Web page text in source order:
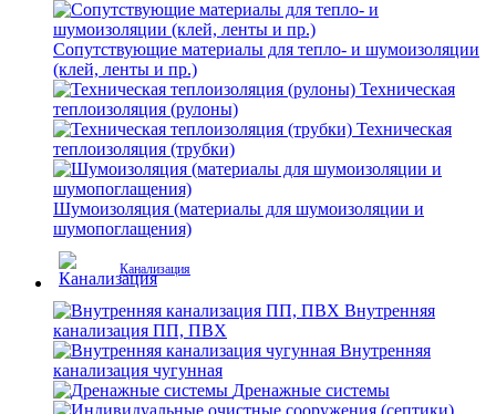
Сопутствующие материалы для тепло- и шумоизоляции
(клей, ленты и пр.)
Техническая
теплоизоляция (рулоны)
Техническая
теплоизоляция (трубки)
Шумоизоляция (материалы для шумоизоляции и
шумопоглащения)
Канализация
Внутренняя
канализация ПП, ПВХ
Внутренняя
канализация чугунная
Дренажные системы